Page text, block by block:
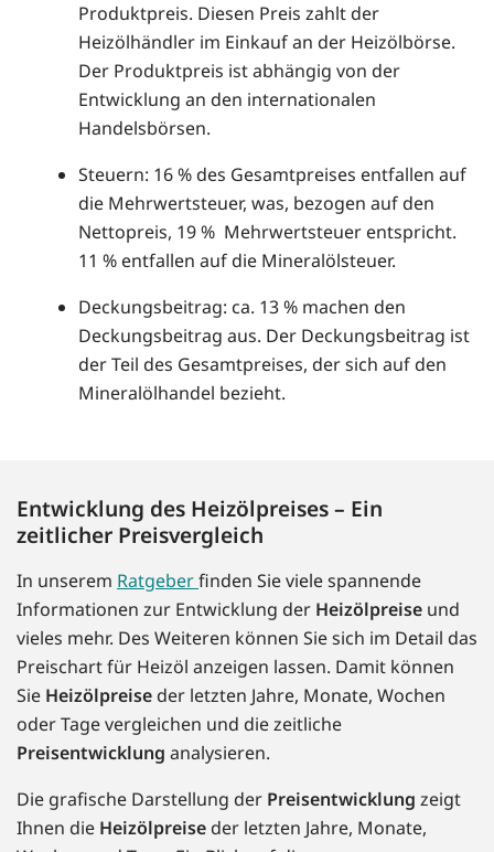
Produktpreis. Diesen Preis zahlt der
Heizölhändler im Einkauf an der Heizölbörse.
Der Produktpreis ist abhängig von der
Entwicklung an den internationalen
Handelsbörsen.
Steuern: 16 % des Gesamtpreises entfallen auf
die Mehrwertsteuer, was, bezogen auf den
Nettopreis, 19 % Mehrwertsteuer entspricht.
11 % entfallen auf die Mineralölsteuer.
Deckungsbeitrag: ca. 13 % machen den
Deckungsbeitrag aus. Der Deckungsbeitrag ist
der Teil des Gesamtpreises, der sich auf den
Mineralölhandel bezieht.
Entwicklung des Heizölpreises – Ein
zeitlicher Preisvergleich
In unserem Ratgeberfinden Sie viele spannende
Informationen zur Entwicklung der Heizölpreise und
vieles mehr. Des Weiteren können Sie sich im Detail das
Preischart für Heizöl anzeigen lassen. Damit können
Sie Heizölpreise der letzten Jahre, Monate, Wochen
oder Tage vergleichen und die zeitliche
Preisentwicklung analysieren.
Die grafische Darstellung der Preisentwicklung zeigt
Ihnen die Heizölpreise der letzten Jahre, Monate,